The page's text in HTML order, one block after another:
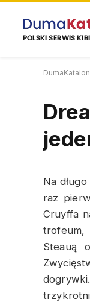
Na
raz
Cruyffa
trofeum,
Steauą